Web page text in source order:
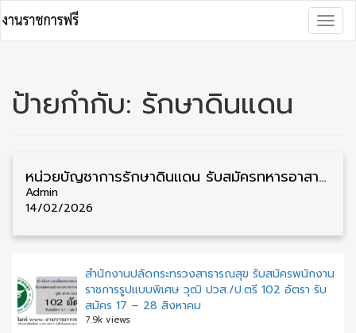
to
content
ป้ายกำกับ: รักษาดินแดน
หน่วยบัญชาการรักษาดินแดน รับสมัครทหารอาสาของกองทัพบก วุฒิ ม.6/ป.ตรี 620 อัตรา รับสมัคร 27 กุมภาพันธ์ – 16 เมษายน
Admin
14/02/2026
สำนักงานปลัดกระทรวงสาธารณสุข รับสมัครพนักงาน
ราชการรูปแบบพิเศษ วุฒิ ปวส./ป.ตรี 102 อัตรา รับ
สมัคร 17 – 28 สิงหาคม
7.9k views